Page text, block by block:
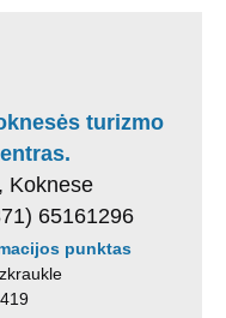
turizmo
Koknese
65161296
punktas